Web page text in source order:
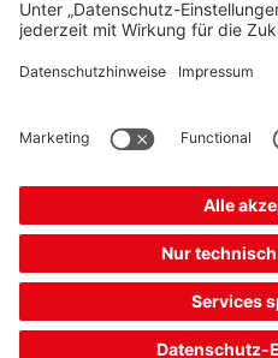
Quick Links
Folgen Sie uns
* Alle Preise exkl. gesetzl.
Mehrwertsteuer zzgl.
Versandkosten, wenn nicht
anders angegeben.